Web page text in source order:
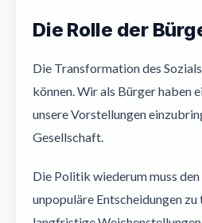
Die Rolle der
Die Transformation des
können. Wir als Bürger haben
unsere Vorstellungen
Gesellschaft.
Die Politik wiederum muss
unpopuläre Entscheidungen